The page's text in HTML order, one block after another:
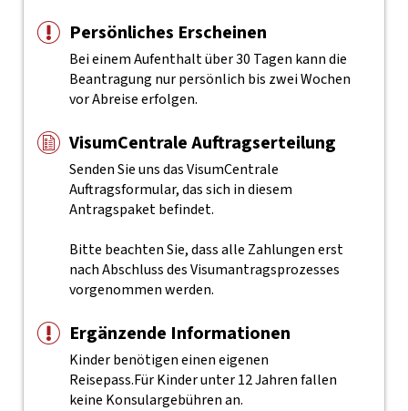
Persönliches Erscheinen
Bei einem Aufenthalt über 30 Tagen kann die
Beantragung nur persönlich bis zwei Wochen
vor Abreise erfolgen.
VisumCentrale Auftragserteilung
Senden Sie uns das VisumCentrale
Auftragsformular, das sich in diesem
Antragspaket befindet.
Bitte beachten Sie, dass alle Zahlungen erst
nach Abschluss des Visumantragsprozesses
vorgenommen werden.
Ergänzende Informationen
Kinder benötigen einen eigenen
Reisepass.Für Kinder unter 12 Jahren fallen
keine Konsulargebühren an.